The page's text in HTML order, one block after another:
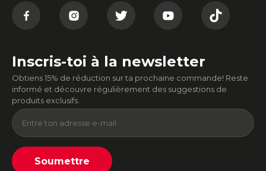
Inscris-toi à la newsletter
Obtiens 15% de réduction sur ta prochaine commande! Reste
informé et découvre régulièrement des suggestions de
produits exclusifs.
Soumettre